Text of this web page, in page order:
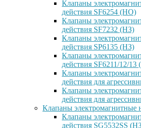
Клапаны
действия SF6254 (НО)
Клапаны
действия SF7232 (НЗ)
Клапаны
действия SP6135 (НЗ)
Клапаны
действия SF6211/12/13
Клапаны
действия для
Клапаны
действия для
Клапаны электромагнитные
Клапаны
действия SG5532SS